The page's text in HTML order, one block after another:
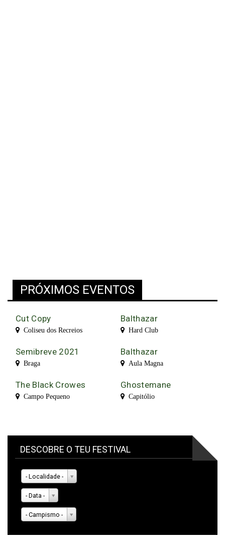
PRÓXIMOS EVENTOS
Cut Copy
Coliseu dos Recreios
Balthazar
Hard Club
Semibreve 2021
Braga
Balthazar
Aula Magna
The Black Crowes
Campo Pequeno
Ghostemane
Capitólio
DESCOBRE O TEU FESTIVAL
- Localidade -
- Data -
- Campismo -